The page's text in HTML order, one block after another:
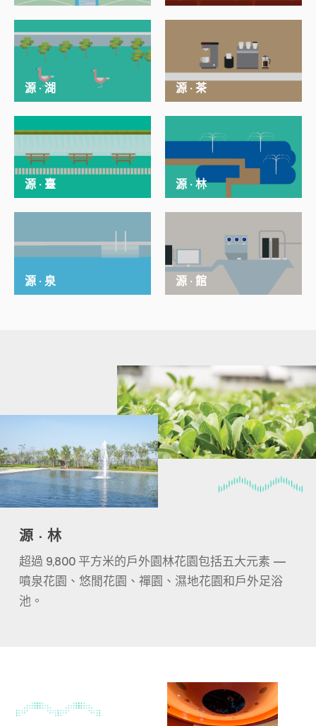
源 · 湖 源 · 茶
源 · 臺 源 · 林
源 · 泉 源 · 館
源 · 林
超過 9,800 平方米的戶外園林花園包括五大元素 —
噴泉花園、悠閒花園、禪園、濕地花園和戶外足浴
池。